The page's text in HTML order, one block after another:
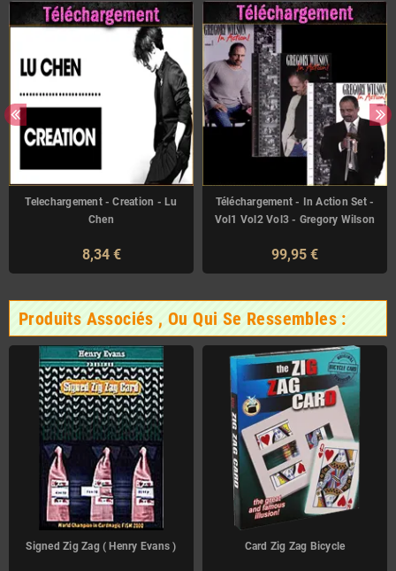
Telechargement - Creation - Lu
Chen
8,34 €
Téléchargement - In Action Set -
Vol1 Vol2 Vol3 - Gregory Wilson
99,95 €
Produits Associés , Ou Qui Se Ressembles :
Signed Zig Zag ( Henry Evans ) Card Zig Zag Bicycle